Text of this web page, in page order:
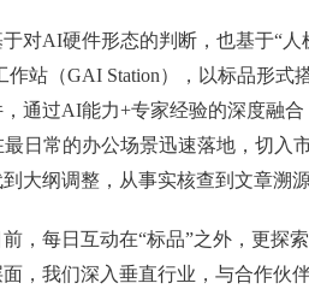
于对AI硬件形态的判断，也基于“
作站（GAI Station），以标品形式
通过AI能力+专家经验的深度融合
日常的办公场景迅速落地，切入
大纲调整，从事实核查到文章溯
前，每日互动在“标品”之外，更探
，我们深入垂直行业，与合作伙